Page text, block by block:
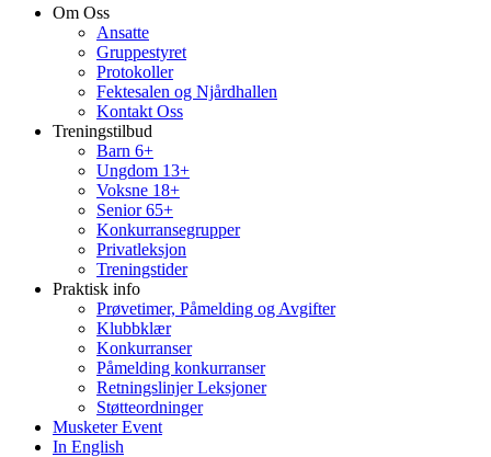
Om Oss
Ansatte
Gruppestyret
Protokoller
Fektesalen og Njårdhallen
Kontakt Oss
Treningstilbud
Barn 6+
Ungdom 13+
Voksne 18+
Senior 65+
Konkurransegrupper
Privatleksjon
Treningstider
Praktisk info
Prøvetimer, Påmelding og Avgifter
Klubbklær
Konkurranser
Påmelding konkurranser
Retningslinjer Leksjoner
Støtteordninger
Musketer Event
In English